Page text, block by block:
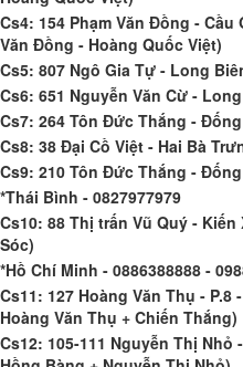
Cs4: 154 Phạm Văn Đồng - Cầu
Văn Đồng - Hoàng Quốc Việt)
Cs5: 807 Ngô Gia Tự - Long
Cs6: 651 Nguyễn Văn Cừ -
Cs7: 264 Tôn Đức Thắng -
Cs8: 38 Đại Cồ Việt - Hai Bà
Cs9: 210 Tôn Đức Thắng -
*Thái Bình - 0827977979
Cs10: 88 Thị trấn Vũ Quý -
Sóc)
*Hồ Chí Minh - 0886388888 -
Cs11: 127 Hoàng Văn Thụ - P.8
Hoàng Văn Thụ + Chiến Thắng)
Cs12: 105-111 Nguyễn Thị Nhỏ